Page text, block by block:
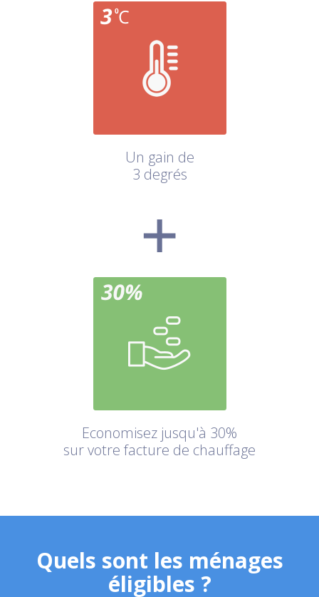
Un gain de
3 degrés
Economisez jusqu'à 30%
sur votre facture de chauffage
Quels sont les ménages
éligibles ?